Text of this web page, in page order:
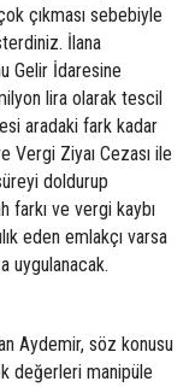
çıkması sebebiyle
İlana
Gelir İdaresine
lira olarak tescil
aradaki fark kadar
Vergi Ziyaı Cezası ile
doldurup
farkı ve vergi kaybı
eden emlakçı varsa
uygulanacak.
Aydemir, söz konusu
değerleri manipüle